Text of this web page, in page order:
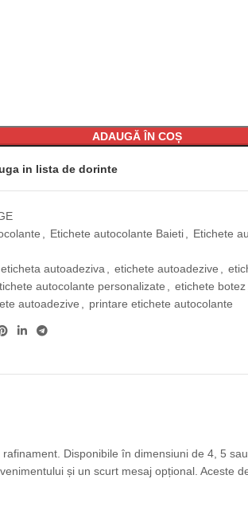
ADAUGĂ ÎN COȘ
in lista de dorinte
Etichete autocolante Baieti Etichete
eticheta autoadeziva etichete autoadezive
autocolante personalizate etichete botez
autoadezive printare etichete autocolante
Disponibile în dimensiuni de 4, 5
și un scurt mesaj opțional. Aceste